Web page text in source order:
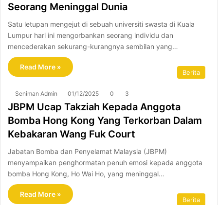
Seorang Meninggal Dunia
Satu letupan mengejut di sebuah universiti swasta di Kuala
Lumpur hari ini mengorbankan seorang individu dan
mencederakan sekurang-kurangnya sembilan yang…
Read More »
Berita
Seniman Admin 01/12/2025 0 3
JBPM Ucap Takziah Kepada Anggota
Bomba Hong Kong Yang Terkorban Dalam
Kebakaran Wang Fuk Court
Jabatan Bomba dan Penyelamat Malaysia (JBPM)
menyampaikan penghormatan penuh emosi kepada anggota
bomba Hong Kong, Ho Wai Ho, yang meninggal…
Read More »
Berita